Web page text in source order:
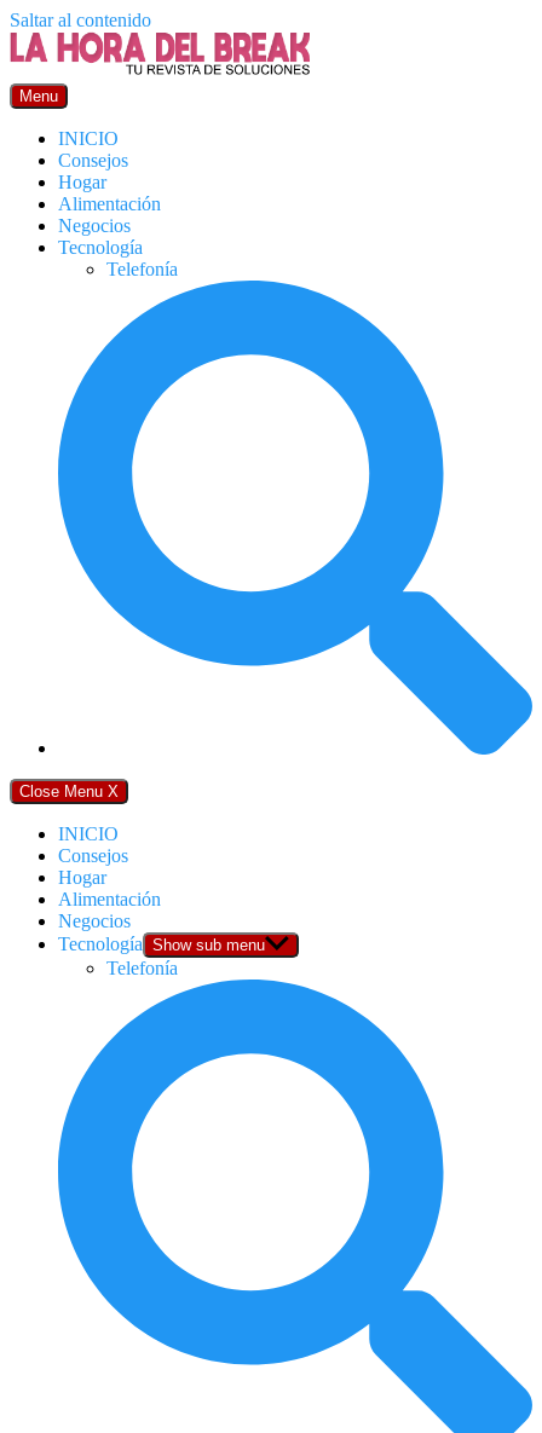
Saltar al contenido
Menu
INICIO
Consejos
Hogar
Alimentación
Negocios
Tecnología
Telefonía
Close Menu X
INICIO
Consejos
Hogar
Alimentación
Negocios
Tecnología Show sub menu
Telefonía